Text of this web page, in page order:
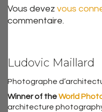
Vous devez vous
commentaire.
Ludovic Maillard
Photographe
Winner of theWorld
architecture